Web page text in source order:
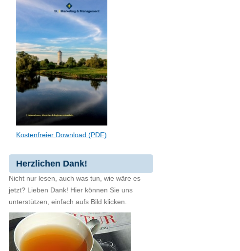
Kostenfreier Download (PDF)
Herzlichen Dank!
Nicht nur lesen, auch was tun, wie wäre es
jetzt? Lieben Dank! Hier können Sie uns
unterstützen, einfach aufs Bild klicken.